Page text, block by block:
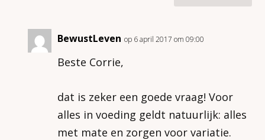
BewustLeven op 6 april 2017 om 09:00
Beste Corrie,
dat is zeker een goede vraag! Voor
alles in voeding geldt natuurlijk: alles
met mate en zorgen voor variatie.